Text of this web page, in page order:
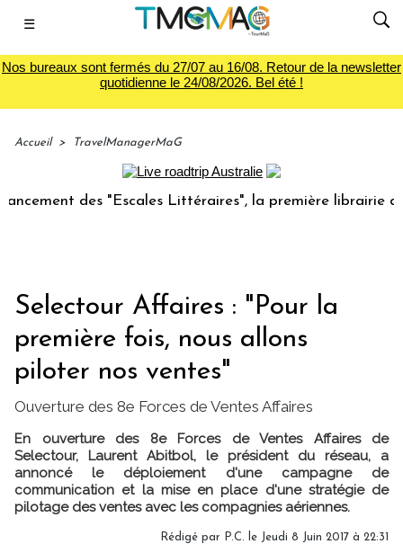
☰
Nos bureaux sont fermés du 27/07 au 16/08. Retour de la newsletter
quotidienne le 24/08/2026. Bel été !
Accueil > TravelManagerMaG
des "Escales Littéraires", la première librairie du
Selectour Affaires : "Pour la
première fois, nous allons
piloter nos ventes"
Ouverture des 8e Forces de Ventes Affaires
En ouverture des 8e Forces de Ventes Affaires de
Selectour, Laurent Abitbol, le président du réseau, a
annoncé le déploiement d'une campagne de
communication et la mise en place d'une stratégie de
pilotage des ventes avec les compagnies aériennes.
Rédigé par P.C. le Jeudi 8 Juin 2017 à 22:31